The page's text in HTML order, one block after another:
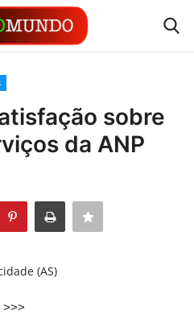
Registrar
sobre
da ANP
(AS)
>>>